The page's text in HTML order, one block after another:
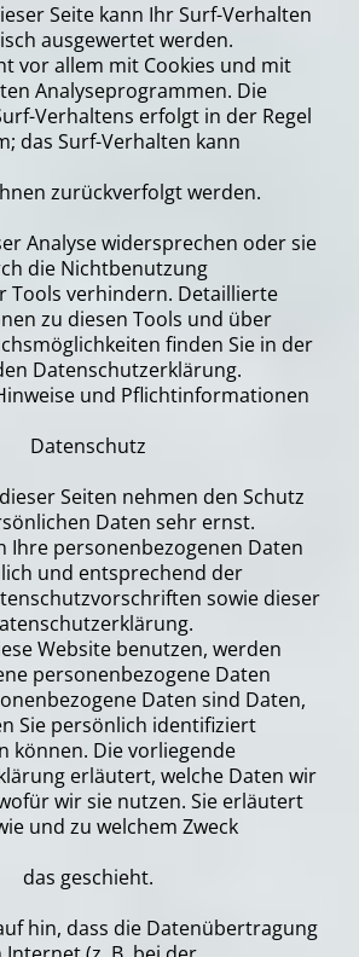
Seite kann Ihr Surf-Verhalten
ausgewertet werden.
vor allem mit Cookies und mit
Analyseprogrammen. Die
Verhaltens erfolgt in der Regel
das Surf-Verhalten kann
zurückverfolgt werden.
Analyse widersprechen oder sie
die Nichtbenutzung
Tools verhindern. Detaillierte
zu diesen Tools und über
finden Sie in der
Datenschutzerklärung.
und Pflichtinformationen
Datenschutz
Seiten nehmen den Schutz
Daten sehr ernst.
Ihre personenbezogenen Daten
und entsprechend der
sowie dieser
Website benutzen, werden
personenbezogene Daten
Daten sind Daten,
Sie persönlich identifiziert
können. Die vorliegende
erläutert, welche Daten wir
wir sie nutzen. Sie erläutert
und zu welchem Zweck
das geschieht.
hin, dass die Datenübertragung